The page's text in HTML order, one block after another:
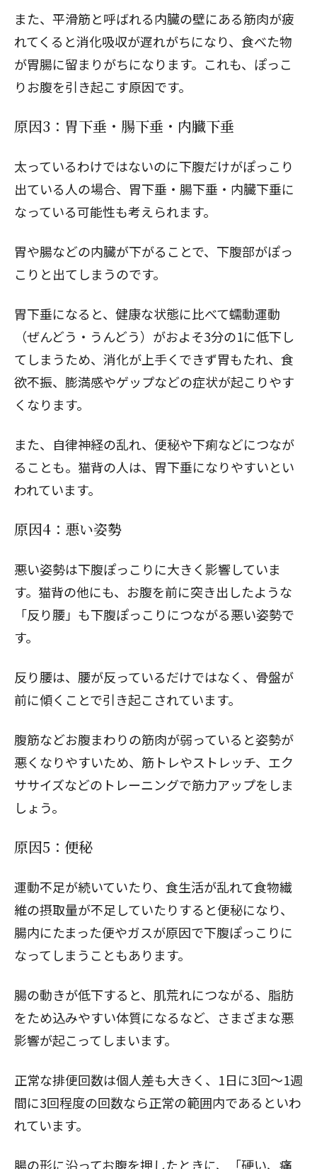
また、平滑筋と呼ばれる内臓の壁にある筋肉が疲
れてくると消化吸収が遅れがちになり、食べた物
が胃腸に留まりがちになります。これも、ぽっこ
りお腹を引き起こす原因です。
原因3：胃下垂・腸下垂・内臓下垂
太っているわけではないのに下腹だけがぽっこり
出ている人の場合、胃下垂・腸下垂・内臓下垂に
なっている可能性も考えられます。
胃や腸などの内臓が下がることで、下腹部がぽっ
こりと出てしまうのです。
胃下垂になると、健康な状態に比べて蠕動運動
（ぜんどう・うんどう）がおよそ3分の1に低下し
てしまうため、消化が上手くできず胃もたれ、食
欲不振、膨満感やゲップなどの症状が起こりやす
くなります。
また、自律神経の乱れ、便秘や下痢などにつなが
ることも。 猫背の人は、胃下垂になりやすいとい
われています。
原因4：悪い姿勢
悪い姿勢は下腹ぽっこりに大きく影響していま
す。猫背の他にも、お腹を前に突き出したような
「反り腰」も下腹ぽっこりにつながる悪い姿勢で
す。
反り腰は、腰が反っているだけではなく、骨盤が
前に傾くことで引き起こされています。
腹筋などお腹まわりの筋肉が弱っていると姿勢が
悪くなりやすいため、筋トレやストレッチ、エク
ササイズなどのトレーニングで筋力アップをしま
しょう。
原因5：便秘
運動不足が続いていたり、食生活が乱れて食物繊
維の摂取量が不足していたりすると便秘になり、
腸内にたまった便やガスが原因で下腹ぽっこりに
なってしまうこともあります。
腸の動きが低下すると、肌荒れにつながる、脂肪
をため込みやすい体質になるなど、さまざまな悪
影響が起こってしまいます。
正常な排便回数は個人差も大きく、1日に3回〜1週
間に3回程度の回数なら正常の範囲内であるといわ
れています。
腸の形に沿ってお腹を押したときに、「硬い、痛